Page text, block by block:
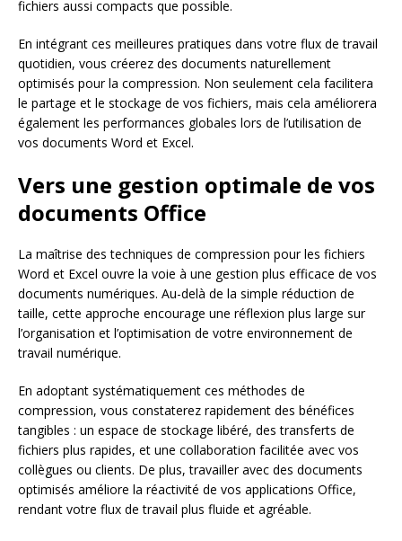
fichiers aussi compacts que possible.
En intégrant ces meilleures pratiques dans votre flux de travail
quotidien, vous créerez des documents naturellement
optimisés pour la compression. Non seulement cela facilitera
le partage et le stockage de vos fichiers, mais cela améliorera
également les performances globales lors de l’utilisation de
vos documents Word et Excel.
Vers une gestion optimale de vos
documents Office
La maîtrise des techniques de compression pour les fichiers
Word et Excel ouvre la voie à une gestion plus efficace de vos
documents numériques. Au-delà de la simple réduction de
taille, cette approche encourage une réflexion plus large sur
l’organisation et l’optimisation de votre environnement de
travail numérique.
En adoptant systématiquement ces méthodes de
compression, vous constaterez rapidement des bénéfices
tangibles : un espace de stockage libéré, des transferts de
fichiers plus rapides, et une collaboration facilitée avec vos
collègues ou clients. De plus, travailler avec des documents
optimisés améliore la réactivité de vos applications Office,
rendant votre flux de travail plus fluide et agréable.